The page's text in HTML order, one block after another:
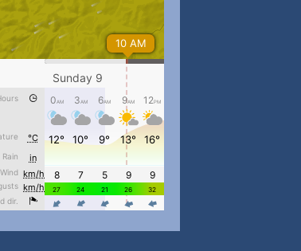
#PipIvanToday ...